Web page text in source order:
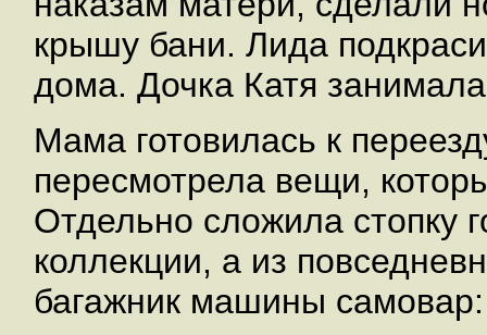
крышу бани. Лида
дома. Дочка Катя
Мама готовилась к
пересмотрела вещи,
Отдельно сложила стопку
коллекции, а из
багажник машины